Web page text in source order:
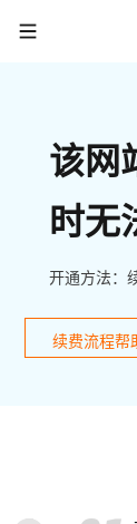
该网
时无
开通方法：
续费流程帮